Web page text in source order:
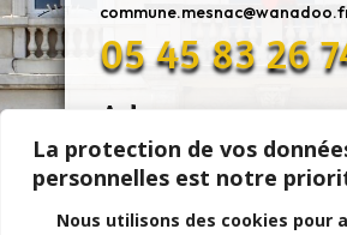
La protection de vos
personnelles est notre
Nous utilisons des cookies pour
05 45 83 26
Adresse
11 Rue De Mairie 16370 MESNAC